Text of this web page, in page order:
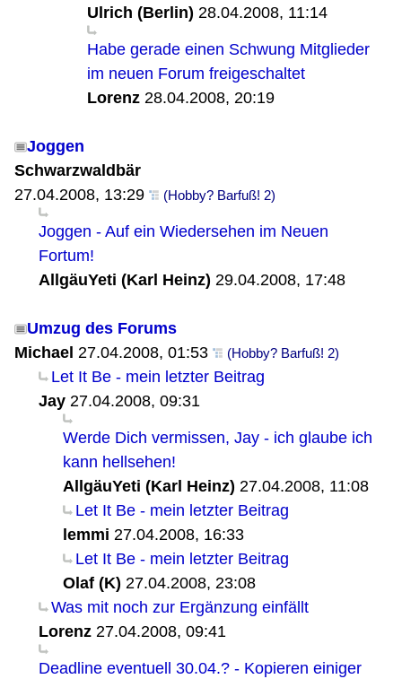
Ulrich (Berlin) 28.04.2008, 11:14
Habe gerade einen Schwung Mitglieder
im neuen Forum freigeschaltet
Lorenz 28.04.2008, 20:19
Joggen
Schwarzwaldbär
27.04.2008, 13:29
(Hobby? Barfuß! 2)
Joggen - Auf ein Wiedersehen im Neuen
Fortum!
AllgäuYeti (Karl Heinz) 29.04.2008, 17:48
Umzug des Forums
Michael 27.04.2008, 01:53 (Hobby? Barfuß! 2)
Let It Be - mein letzter Beitrag
Jay 27.04.2008, 09:31
Werde Dich vermissen, Jay - ich glaube ich
kann hellsehen!
AllgäuYeti (Karl Heinz) 27.04.2008, 11:08
Let It Be - mein letzter Beitrag
lemmi 27.04.2008, 16:33
Let It Be - mein letzter Beitrag
Olaf (K) 27.04.2008, 23:08
Was mit noch zur Ergänzung einfällt
Lorenz 27.04.2008, 09:41
Deadline eventuell 30.04.? - Kopieren einiger